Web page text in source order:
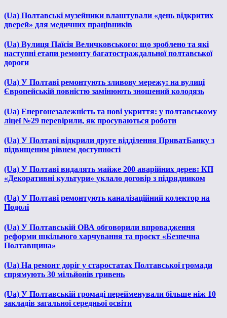
(Ua) Полтавські музейники влаштували «день відкритих
дверей» для медичних працівників
(Ua) Вулиця Паїсія Величковського: що зроблено та які
наступні етапи ремонту багатостраждальної полтавської
дороги
(Ua) У Полтаві ремонтують зливову мережу: на вулиці
Європейській повністю замінюють зношений колодязь
(Ua) Енергонезалежність та нові укриття: у полтавському
ліцеї №29 перевірили, як просуваються роботи
(Ua) У Полтаві відкрили друге відділення ПриватБанку з
підвищеним рівнем доступності
(Ua) У Полтаві видалять майже 200 аварійних дерев: КП
«Декоративні культури» уклало договір з підрядником
(Ua) У Полтаві ремонтують каналізаційний колектор на
Подолі
(Ua) У Полтавській ОВА обговорили впровадження
реформи шкільного харчування та проєкт «Безпечна
Полтавщина»
(Ua) На ремонт доріг у старостатах Полтавської громади
спрямують 30 мільйонів гривень
(Ua) У Полтавській громаді перейменували більше ніж 10
закладів загальної середньої освіти